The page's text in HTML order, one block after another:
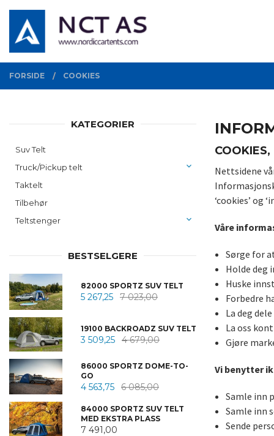
Gå
innholdet
PRODUKTER
FORSIDE COOKIES
Nettsidene
‘cookies’ og
Våre
Sørge for
Holde deg
Huske
Forbedre
La deg
La oss
Gjøre
Vi benytter
Samle inn
Samle inn
Sende
KATEGORIER
Suv Telt
Truck/Pickup telt
Taktelt
Tilbehør
Teltstenger
BESTSELGERE
82000 SPORTZ SUV TELT
5 267,25 7 023,00
19100 BACKROADZ SUV TELT
3 509,25 4 679,00
86000 SPORTZ DOME-TO-
GO
4 563,75 6 085,00
84000 SPORTZ SUV TELT
MED EKSTRA PLASS
7 491,00